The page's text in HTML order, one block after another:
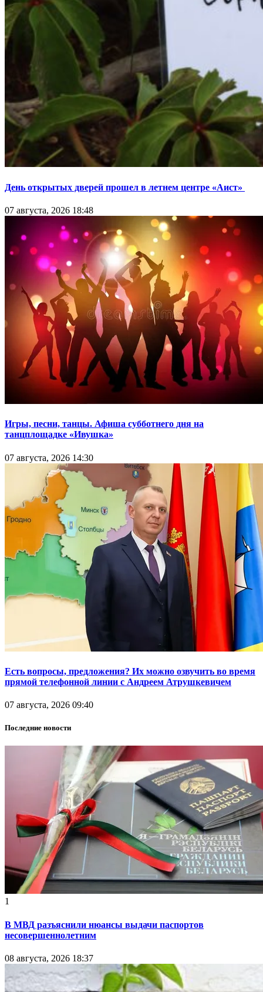
День открытых дверей прошел в летнем центре «Аист»
07 августа, 2026 18:48
Игры, песни, танцы. Афиша субботнего дня на
танцплощадке «Ивушка»
07 августа, 2026 14:30
Есть вопросы, предложения? Их можно озвучить во время
прямой телефонной линии с Андреем Атрушкевичем
07 августа, 2026 09:40
Последние новости
1
В МВД разъяснили нюансы выдачи паспортов
несовершеннолетним
08 августа, 2026 18:37